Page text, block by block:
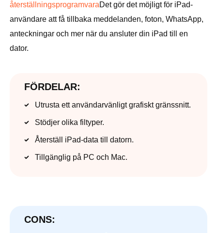
återställningsprogramvaraDet gör det möjligt för iPad-
användare att få tillbaka meddelanden, foton, WhatsApp,
anteckningar och mer när du ansluter din iPad till en
dator.
FÖRDELAR:
Utrusta ett användarvänligt grafiskt gränssnitt.
Stödjer olika filtyper.
Återställ iPad-data till datorn.
Tillgänglig på PC och Mac.
CONS: